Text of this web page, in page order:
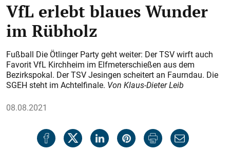
VfL erlebt blaues Wunder
im Rübholz
Fußball Die Ötlinger Party geht weiter: Der TSV wirft auch
Favorit VfL Kirchheim im Elfmeterschießen aus dem
Bezirkspokal. Der TSV Jesingen scheitert an Faurndau. Die
SGEH steht im Achtelfinale. Von Klaus-Dieter Leib
08.08.2021